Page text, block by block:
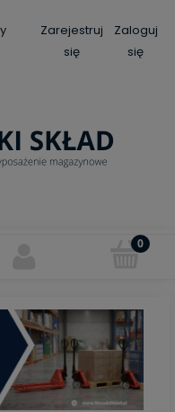
Zarejestruj
się
Zaloguj
się